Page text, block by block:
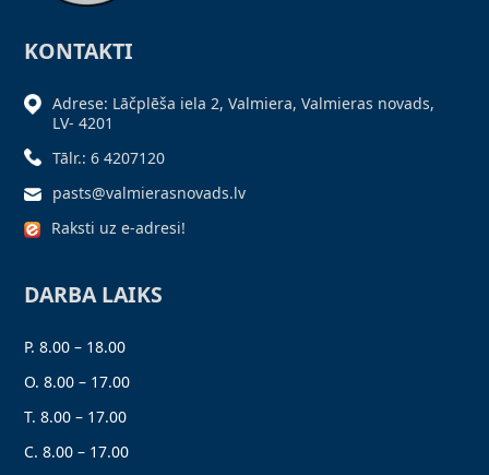
KONTAKTI
Adrese: Lāčplēša iela 2, Valmiera, Valmieras novads,
LV- 4201
Tālr.: 6 4207120
pasts@valmierasnovads.lv
Raksti uz e-adresi!
DARBA LAIKS
P. 8.00 – 18.00
O. 8.00 – 17.00
T. 8.00 – 17.00
C. 8.00 – 17.00